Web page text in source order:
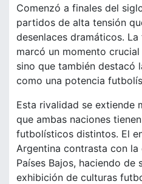
Comenzó a finales del
partidos de alta tensión
desenlaces dramáticos.
marcó un momento
sino que también destacó
como una potencia
Esta rivalidad se extiende
que ambas naciones
futbolísticos distintos. El
Argentina contrasta con
Países Bajos, haciendo de
exhibición de culturas